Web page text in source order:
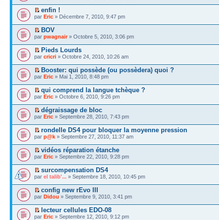
enfin !
par Eric » Décembre 7, 2010, 9:47 pm
BOV
par pwagnair» Octobre 5, 2010, 3:06 pm
Pieds Lourds
par cricri » Octobre 24, 2010, 10:26 am
Booster: qui possède (ou possèdera) quoi ?
par Eric » Mai 1, 2010, 8:48 pm
qui comprend la langue tchèque ?
par Eric » Octobre 6, 2010, 9:26 pm
dégraissage de bloc
par Eric » Septembre 28, 2010, 7:43 pm
rondelle DS4 pour bloquer la moyenne pression
par p@k » Septembre 27, 2010, 11:37 am
vidéos réparation étanche
par Eric » Septembre 22, 2010, 9:28 pm
surcompensation DS4
par el talib'... » Septembre 18, 2010, 10:45 pm
config new rEvo III
par Didou » Septembre 9, 2010, 3:41 pm
lecteur cellules EDO-08
par Eric » Septembre 12, 2010, 9:12 pm